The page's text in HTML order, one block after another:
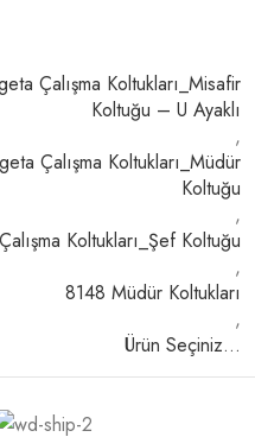
Çalışma Koltukları_Misafir
Koltuğu – U Ayaklı
,
Çalışma Koltukları_Müdür
Koltuğu
,
Koltukları_Şef Koltuğu
,
8148 Müdür Koltukları
,
Ürün Seçiniz…